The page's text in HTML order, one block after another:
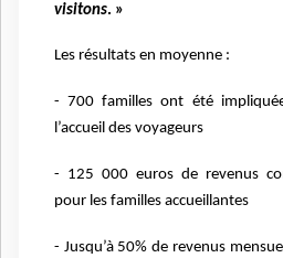
visitons. »
Les résultats en moyenne :
- 700 familles ont été
l’accueil des voyageurs
- 125 000 euros de revenus
pour les familles accueillantes
- Jusqu’à 50% de revenus